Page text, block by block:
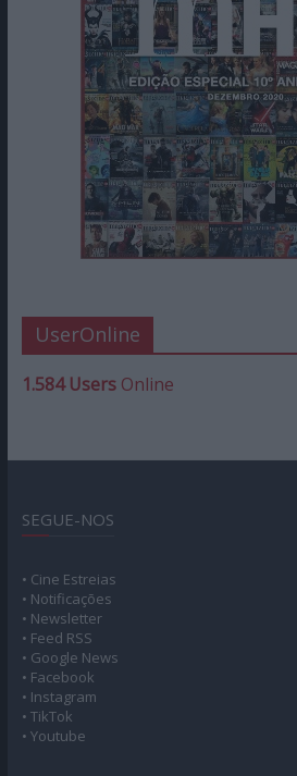
UserOnline
1.584 UsersOnline
SEGUE-NOS
• Cine Estreias
• Notificações
• Newsletter
• Feed RSS
• Google News
• Facebook
• Instagram
• TikTok
• Youtube